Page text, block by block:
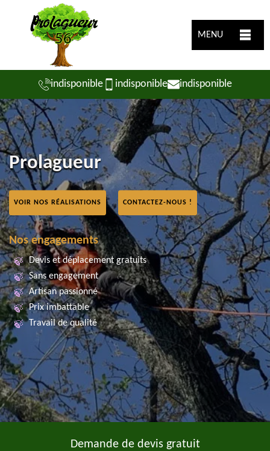
MENU
indisponible indisponible indisponible
Prolagueur
VOIR NOS RÉALISATIONS CONTACTEZ-NOUS !
Nos engagements
Devis et déplacement gratuits
Sans engagement
Artisan passionné
Prix imbattable
Travail de qualité
Demande de devis gratuit